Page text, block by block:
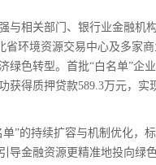
相关部门、银行业金融机
省环境资源交易中心及多
绿色转型。首批“白名单”企
获得质押贷款589.3万元，
的持续扩容与机制优化，
导金融资源更精准地投向绿